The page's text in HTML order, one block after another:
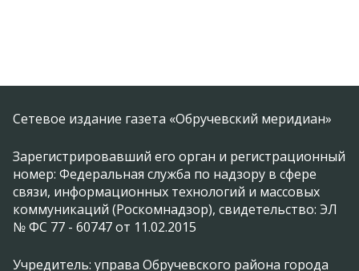
Сетевое издание газета «Обручевский меридиан»
Зарегистрировавший его орган и регистрационный
номер: Федеральная служба по надзору в сфере
связи, информационных технологий и массовых
коммуникаций (Роскомнадзор), свидетельство: ЭЛ
№ ФС 77 - 60747 от 11.02.2015
Учредитель: управа Обручевского района города